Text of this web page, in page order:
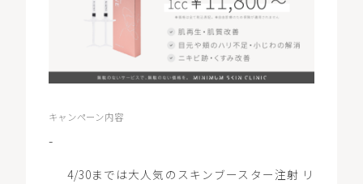
キャンペーン内容
-
4/30までは大人気のスキンブースター注射 リ